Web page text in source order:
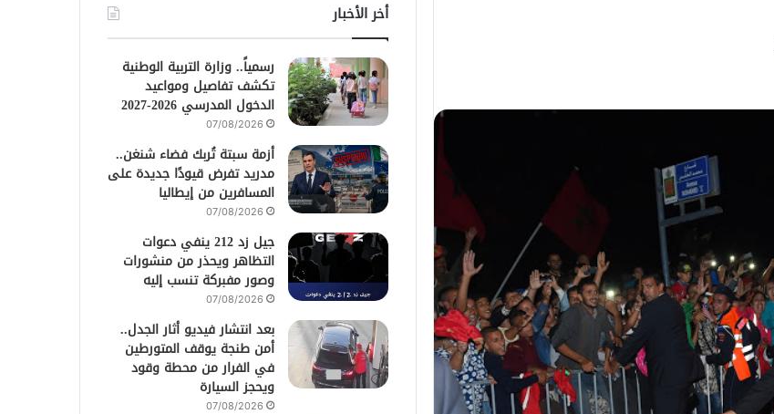
أخر الأخبار
رسمياً.. وزارة التربية الوطنية
تكشف تفاصيل ومواعيد
الدخول المدرسي 2026-2027
07/08/2026
أزمة سبتة تُربك فضاء شنغن..
مدريد تفرض قيودًا جديدة على
المسافرين من إيطاليا
07/08/2026
جيل زد 212 ينفي دعوات
التظاهر ويحذر من منشورات
وصور مفبركة تنسب إليه
07/08/2026
بعد انتشار فيديو أثار الجدل..
أمن طنجة يوقف المتورطين
في الفرار من محطة وقود
ويحجز السيارة
07/08/2026